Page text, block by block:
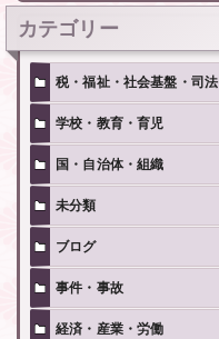
カテゴリー
税・福祉・社会基盤・司法
学校・教育・育児
国・自治体・組織
未分類
ブログ
事件・事故
経済・産業・労働